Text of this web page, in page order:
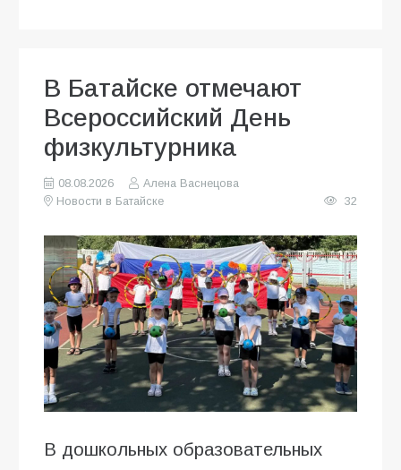
В Батайске отмечают
Всероссийский День
физкультурника
08.08.2026
Алена Васнецова
Новости в Батайске
32
В дошкольных образовательных